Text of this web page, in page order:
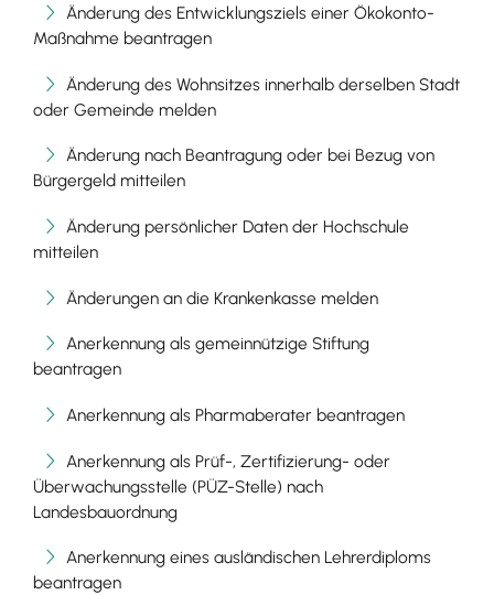
Änderung des Entwicklungsziels einer Ökokonto-
Maßnahme beantragen
Änderung des Wohnsitzes innerhalb derselben Stadt
oder Gemeinde melden
Änderung nach Beantragung oder bei Bezug von
Bürgergeld mitteilen
Änderung persönlicher Daten der Hochschule
mitteilen
Änderungen an die Krankenkasse melden
Anerkennung als gemeinnützige Stiftung
beantragen
Anerkennung als Pharmaberater beantragen
Anerkennung als Prüf-, Zertifizierung- oder
Überwachungsstelle (PÜZ-Stelle) nach
Landesbauordnung
Anerkennung eines ausländischen Lehrerdiploms
beantragen